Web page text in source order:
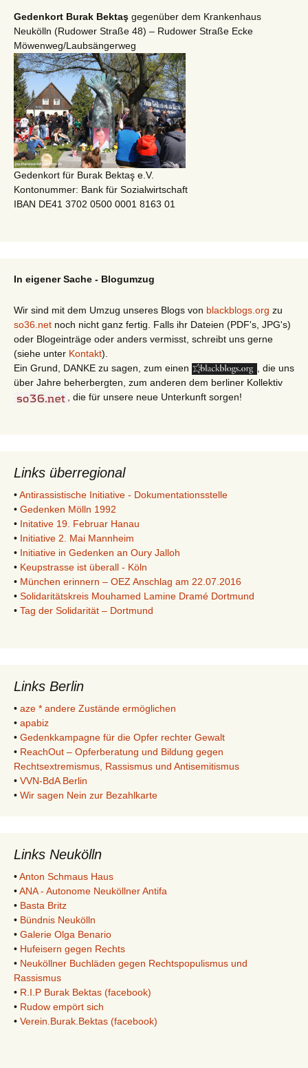
Gedenkort Burak Bektaş gegenüber dem Krankenhaus
Neukölln (Rudower Straße 48) – Rudower Straße Ecke
Möwenweg/Laubsängerweg
Gedenkort für Burak Bektaş e.V.
Kontonummer: Bank für Sozialwirtschaft
IBAN DE41 3702 0500 0001 8163 01
In eigener Sache - Blogumzug
Wir sind mit dem Umzug unseres Blogs von blackblogs.org zu
so36.net noch nicht ganz fertig. Falls ihr Dateien (PDF's, JPG's)
oder Blogeinträge oder anders vermisst, schreibt uns gerne
(siehe unter Kontakt).
Ein Grund, DANKE zu sagen, zum einen
, die uns
über Jahre beherbergten, zum anderen dem berliner Kollektiv
, die für unsere neue Unterkunft sorgen!
Links überregional
•Antirassistische Initiative - Dokumentationsstelle
• Gedenken Mölln 1992
• Initative 19. Februar Hanau
• Initiative 2. Mai Mannheim
• Initiative in Gedenken an Oury Jalloh
• Keupstrasse ist überall - Köln
• München erinnern – OEZ Anschlag am 22.07.2016
• Solidaritätskreis Mouhamed Lamine Dramé Dortmund
• Tag der Solidarität – Dortmund
Links Berlin
• aze * andere Zustände ermöglichen
• apabiz
• Gedenkkampagne für die Opfer rechter Gewalt
• ReachOut – Opferberatung und Bildung gegen
Rechtsextremismus, Rassismus und Antisemitismus
• VVN-BdA Berlin
• Wir sagen Nein zur Bezahlkarte
Links Neukölln
•Anton Schmaus Haus
•ANA - Autonome Neuköllner Antifa
• Basta Britz
• Bündnis Neukölln
• Galerie Olga Benario
• Hufeisern gegen Rechts
• Neuköllner Buchläden gegen Rechtspopulismus und
Rassismus
• R.I.P Burak Bektas (facebook)
• Rudow empört sich
• Verein.Burak.Bektas (facebook)